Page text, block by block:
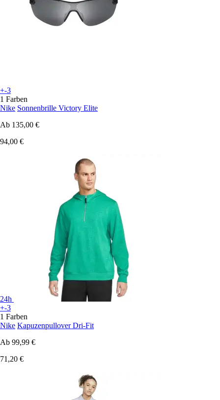
+-3
1 Farben
Nike Sonnenbrille Victory Elite
Ab 135,00 €
94,00 €
24h
+-3
1 Farben
Nike Kapuzenpullover Dri-Fit
Ab 99,99 €
71,20 €